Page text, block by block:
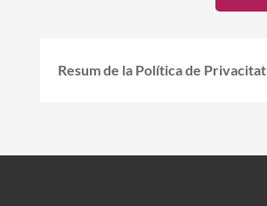
Resum de la Política de Privacitat